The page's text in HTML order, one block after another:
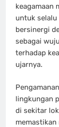
keagamaan
untuk selalu
bersinergi
sebagai
terhadap
ujarnya.
lingkungan
di sekitar